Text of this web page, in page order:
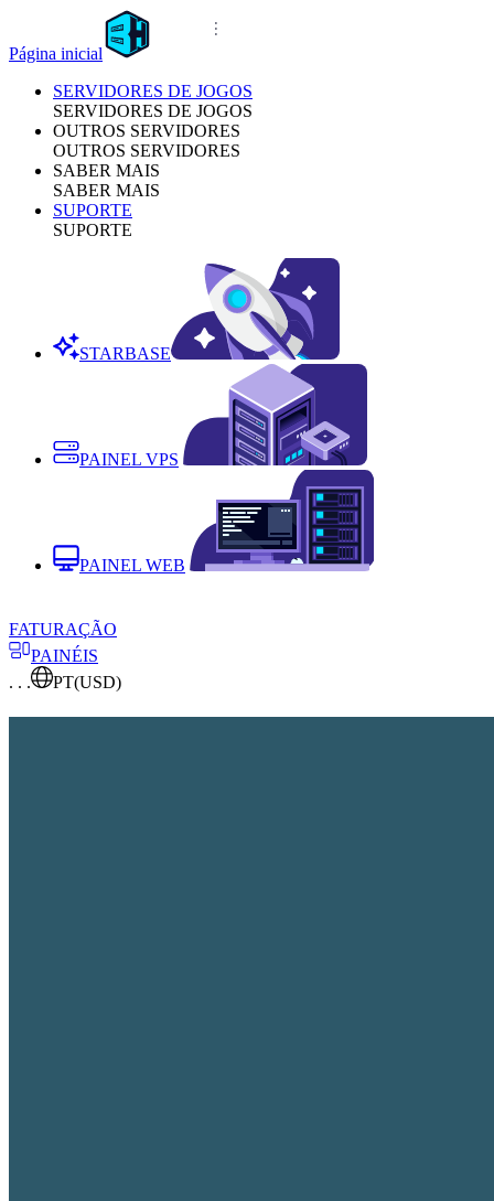
Página inicial
SERVIDORES DE JOGOS
SERVIDORES DE JOGOS
OUTROS SERVIDORES
OUTROS SERVIDORES
SABER MAIS
SABER MAIS
SUPORTE
SUPORTE
STARBASE
PAINEL VPS
PAINEL WEB
FATURAÇÃO
PAINÉIS
. . .
PT(USD)